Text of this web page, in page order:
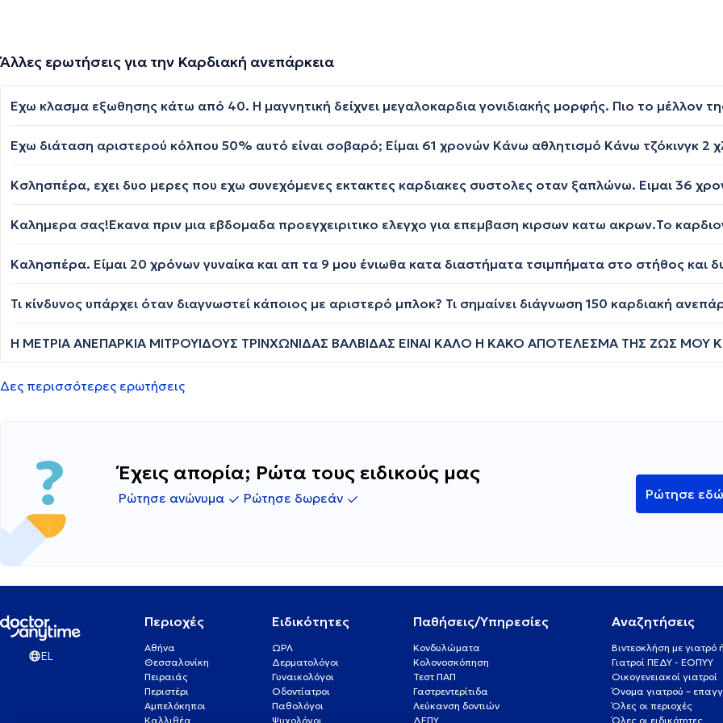
Άλλες ερωτήσεις για την Καρδιακή ανεπάρκεια
Τι κίνδυνος υπάρχει όταν διαγνωστεί κάποιος με αριστερό μπλοκ? Τι σημαίνει διάγνωση 150 καρδιακή
Η ΜΕΤΡΙΑ ΑΝΕΠΑΡΚΙΑ ΜΙΤΡΟΥΙΔΟΥΣ ΤΡΙΝΧΩΝΙΔΑΣ ΒΑΛΒΙΔΑΣ ΕΙΝΑΙ ΚΑΛΟ Η ΚΑΚΟ ΑΠΟΤΕΛΕΣΜΑ ΤΗΣ ΖΩΣ ΜΟΥ
Δες περισσότερες ερωτήσεις
Έχεις απορία; Ρώτα τους ειδικούς μας
Ρώτησε ανώνυμα Ρώτησε δωρεάν Ρώτησε εδώ
EL
Περιοχές
Αθήνα
Θεσσαλονίκη
Πειραιάς
Περιστέρι
Αμπελόκηποι
Καλλιθέα
Ειδικότητες
ΩΡΛ
Δερματολόγοι
Γυναικολόγοι
Οδοντίατροι
Παθολόγοι
Ψυχολόγοι
Παθήσεις/Υπηρεσίες
Κονδυλώματα
Κολονοσκόπηση
Τεστ ΠΑΠ
Γαστρεντερίτιδα
Λεύκανση δοντιών
ΔΕΠΥ
Αναζητήσεις
Βιντεοκλήση με
Γιατροί ΠΕΔΥ - ΕΟΠΥΥ
Οικογενειακοί γιατροί
Όνομα γιατρού –
Όλες οι περιοχές
Όλες οι ειδικότητες